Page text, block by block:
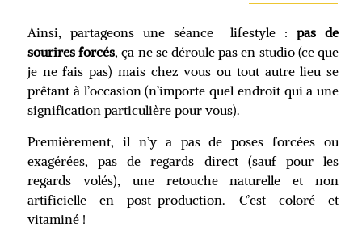
Ainsi, partageons une séance lifestyle :pas de
sourires forcés, ça ne se déroule pas en studio (ce que
je ne fais pas) mais chez vous ou tout autre lieu se
prêtant à l’occasion (n’importe quel endroit qui a une
signification particulière pour vous).
Premièrement, il n’y a pas de poses forcées ou
exagérées, pas de regards direct (sauf pour les
regards volés), une retouche naturelle et non
artificielle en post-production. C’est coloré et
vitaminé !